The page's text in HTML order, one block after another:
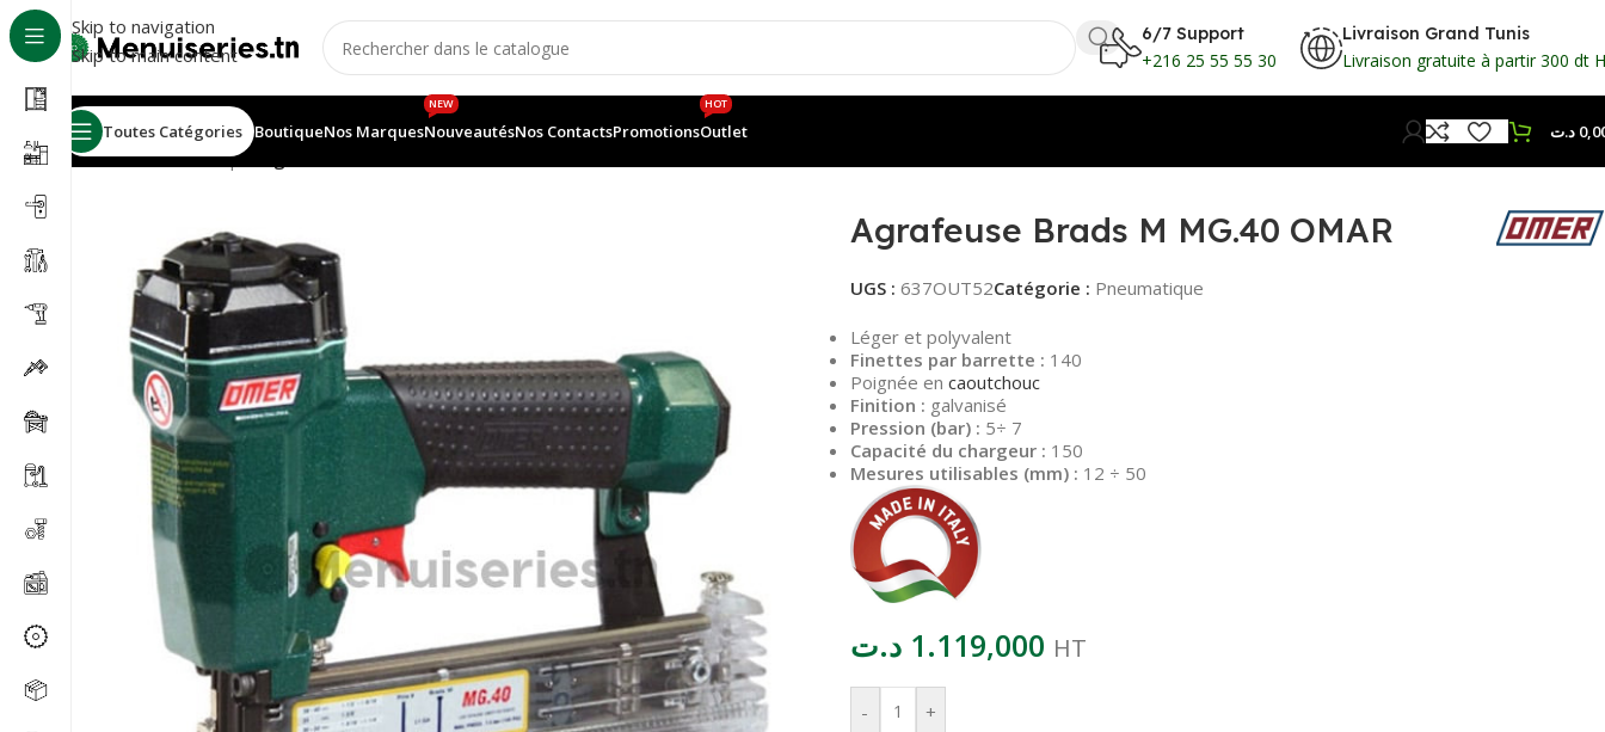
Skip to navigation
Skip to main content
6/7 Support
+216 25 55 55 30
Livraison Grand Tunis
Livraison gratuite à partir 300 dt
Toutes Catégories BoutiqueNos MarquesNouveautés
NEW
Nos ContactsPromotionsOutlet
HOT
د.ت
Accueil/Pneumatique
Agrafeuse Brads M MG.40 OMAR
UGS : 637OUT52Catégorie : Pneumatique
Léger et polyvalent
Finettes par barrette : 140
Poignée en caoutchouc
Finition : galvanisé
Pression (bar) : 5÷ 7
Capacité du chargeur : 150
Mesures utilisables (mm) : 12 ÷ 50
1.119,000 د.ت HT
- +